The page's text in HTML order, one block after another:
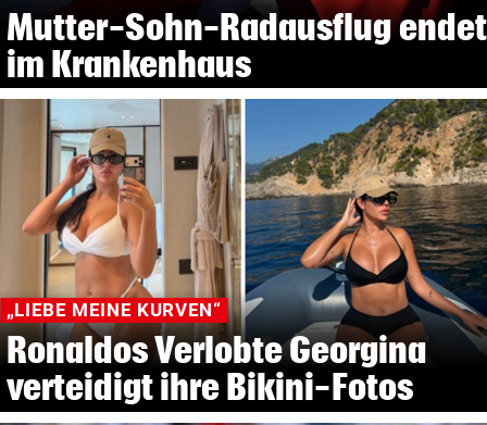
Mutter-Sohn-Radausflug endet
im Krankenhaus
„LIEBE MEINE KURVEN“
Ronaldos Verlobte Georgina
verteidigt ihre Bikini-Fotos